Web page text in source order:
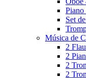
Piano
Set
Música de
2
2
2
2